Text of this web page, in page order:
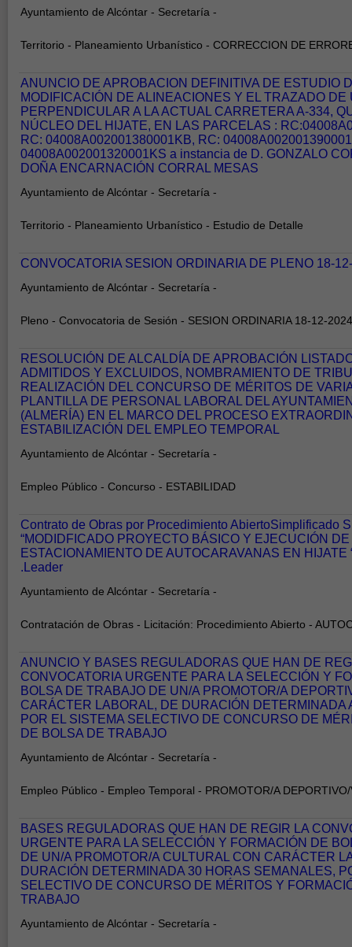
Ayuntamiento de Alcóntar - Secretaría -
Territorio - Planeamiento Urbanístico - CORRECCION DE
ANUNCIO DE APROBACION DEFINITIVA DE ESTUDIO
MODIFICACIÓN DE ALINEACIONES Y EL TRAZADO DE
PERPENDICULAR A LA ACTUAL CARRETERA A-334,
NÚCLEO DEL HIJATE, EN LAS PARCELAS :
RC: 04008A002001380001KB, RC:
04008A002001320001KS a instancia de D. GONZALO
DOÑA ENCARNACIÓN CORRAL MESAS
Ayuntamiento de Alcóntar - Secretaría -
Territorio - Planeamiento Urbanístico - Estudio de Detalle
CONVOCATORIA SESION ORDINARIA DE PLENO 18-
Ayuntamiento de Alcóntar - Secretaría -
Pleno - Convocatoria de Sesión - SESION ORDINARIA 18-12-2024
RESOLUCIÓN DE ALCALDÍA DE APROBACIÓN
ADMITIDOS Y EXCLUIDOS, NOMBRAMIENTO DE
REALIZACIÓN DEL CONCURSO DE MÉRITOS DE
PLANTILLA DE PERSONAL LABORAL DEL
(ALMERÍA) EN EL MARCO DEL PROCESO
ESTABILIZACIÓN DEL EMPLEO TEMPORAL
Ayuntamiento de Alcóntar - Secretaría -
Empleo Público - Concurso - ESTABILIDAD
Contrato de Obras por Procedimiento AbiertoSimplificado
“MODIDFICADO PROYECTO BÁSICO Y EJECUCIÓN
ESTACIONAMIENTO DE AUTOCARAVANAS EN HIJATE
.Leader
Ayuntamiento de Alcóntar - Secretaría -
Contratación de Obras - Licitación: Procedimiento Abierto -
ANUNCIO Y BASES REGULADORAS QUE HAN DE
CONVOCATORIA URGENTE PARA LA SELECCIÓN Y
BOLSA DE TRABAJO DE UN/A PROMOTOR/A
CARÁCTER LABORAL, DE DURACIÓN DETERMINADA
POR EL SISTEMA SELECTIVO DE CONCURSO DE
DE BOLSA DE TRABAJO
Ayuntamiento de Alcóntar - Secretaría -
Empleo Público - Empleo Temporal - PROMOTOR/A DEPORTIVO/
BASES REGULADORAS QUE HAN DE REGIR LA
URGENTE PARA LA SELECCIÓN Y FORMACIÓN DE
DE UN/A PROMOTOR/A CULTURAL CON CARÁCTER
DURACIÓN DETERMINADA 30 HORAS SEMANALES,
SELECTIVO DE CONCURSO DE MÉRITOS Y
TRABAJO
Ayuntamiento de Alcóntar - Secretaría -